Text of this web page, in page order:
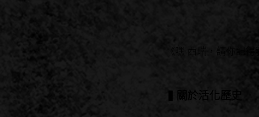
《嘿 西瑞，請你記
▍關於活化歷史